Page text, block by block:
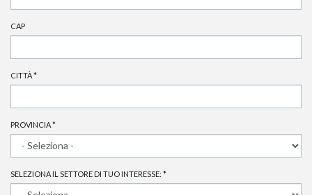
CAP
CITTÀ*
PROVINCIA*
SELEZIONA IL SETTORE DI TUO INTERESSE: *